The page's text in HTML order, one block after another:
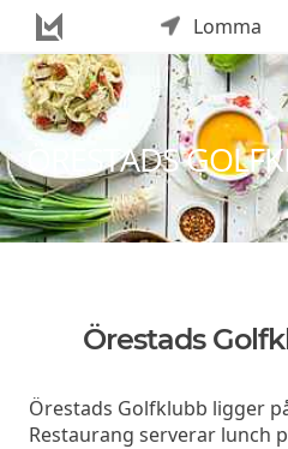
Lomma
ÖRESTADS
Örestads
Örestads Golfklubb ligger
Restaurang serverar lunch